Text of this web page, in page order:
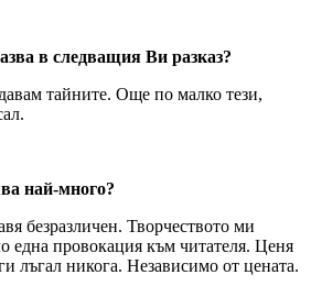
в следващия Ви разказ?
тайните. Още по малко тези,
най-много?
безразличен. Творчеството ми
една провокация към читателя. Ценя
лъгал никога. Независимо от цената.